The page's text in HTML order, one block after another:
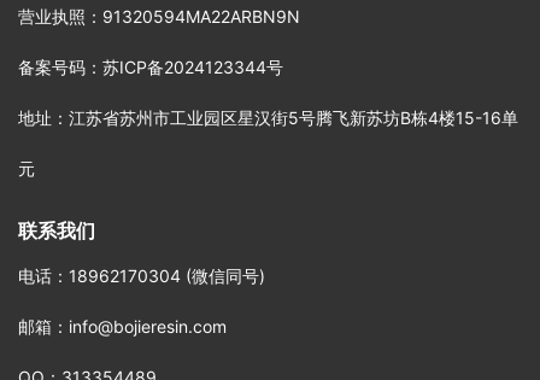
营业执照 ：91320594MA22ARBN9N
备案号码 ： 苏ICP备2024123344号
地址 ：江苏省苏州市工业园区星汉街5号腾飞新苏坊B栋4楼15-16单
元
联系我们
电话 ：18962170304 (微信同号)
邮箱 ：info@bojieresin.com